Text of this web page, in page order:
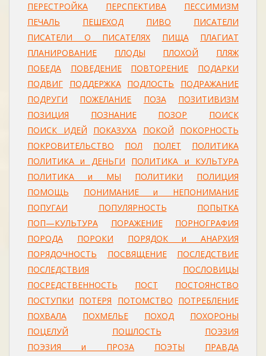
ПЕРЕСТРОЙКА
ПЕРСПЕКТИВА
ПЕССИМИЗМ
ПЕЧАЛЬ
ПЕШЕХОД ПИВО
ПИСАТЕЛИ
ПИСАТЕЛИ О ПИСАТЕЛЯХ
ПИЩА
ПЛАГИАТ
ПЛАНИРОВАНИЕ
ПЛОДЫ ПЛОХОЙ
ПЛЯЖ
ПОБЕДА
ПОВЕДЕНИЕ ПОВТОРЕНИЕ
ПОДАРКИ
ПОДВИГ
ПОДДЕРЖКА ПОДЛОСТЬ
ПОДРАЖАНИЕ
ПОДРУГИ
ПОЖЕЛАНИЕ ПОЗА
ПОЗИТИВИЗМ
ПОЗИЦИЯ
ПОЗНАНИЕ ПОЗОР
ПОИСК
ПОИСК ИДЕЙ
ПОКАЗУХА ПОКОЙ
ПОКОРНОСТЬ
ПОКРОВИТЕЛЬСТВО
ПОЛ ПОЛЕТ
ПОЛИТИКА
ПОЛИТИКА и ДЕНЬГИ
ПОЛИТИКА и КУЛЬТУРА
ПОЛИТИКА и МЫ
ПОЛИТИКИ
ПОЛИЦИЯ
ПОМОЩЬ
ПОНИМАНИЕ и НЕПОНИМАНИЕ
ПОПУГАИ
ПОПУЛЯРНОСТЬ
ПОПЫТКА
ПОП—КУЛЬТУРА
ПОРАЖЕНИЕ
ПОРНОГРАФИЯ
ПОРОДА
ПОРОКИ
ПОРЯДОК и АНАРХИЯ
ПОРЯДОЧНОСТЬ
ПОСВЯЩЕНИЕ
ПОСЛЕДСТВИЕ
ПОСЛЕДСТВИЯ
ПОСЛОВИЦЫ
ПОСРЕДСТВЕННОСТЬ
ПОСТ
ПОСТОЯНСТВО
ПОСТУПКИ ПОТЕРЯ ПОТОМСТВО ПОТРЕБЛЕНИЕ
ПОХВАЛА
ПОХМЕЛЬЕ ПОХОД
ПОХОРОНЫ
ПОЦЕЛУЙ
ПОШЛОСТЬ
ПОЭЗИЯ
ПОЭЗИЯ и ПРОЗА
ПОЭТЫ
ПРАВДА